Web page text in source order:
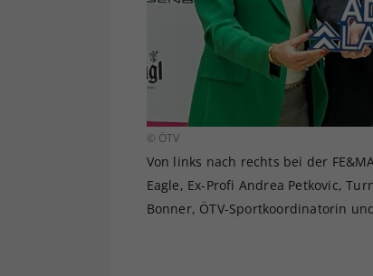
© ÖTV
Von links nach rechts bei der
Eagle, Ex-Profi Andrea Petkovic,
Bonner, ÖTV-Sportkoordinatorin